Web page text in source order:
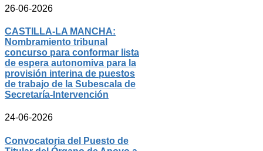
26-06-2026
CASTILLA-LA MANCHA:
Nombramiento tribunal
concurso para conformar lista
de espera autonomiva para la
provisión interina de puestos
de trabajo de la Subescala de
Secretaría-Intervención
24-06-2026
Convocatoria del Puesto de